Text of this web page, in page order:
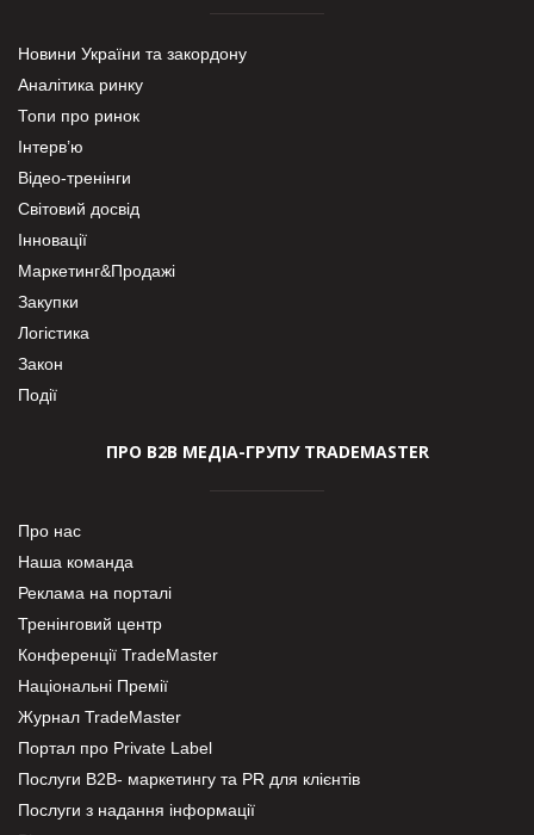
Новини України та закордону
Аналітика ринку
Топи про ринок
Інтерв’ю
Відео-тренінги
Світовий досвід
Інновації
Маркетинг&Продажі
Закупки
Логістика
Закон
Події
ПРО В2В МЕДІА-ГРУПУ TRADEMASTER
Про нас
Наша команда
Реклама на порталі
Тренінговий центр
Конференції TradeMaster
Національні Премії
Журнал TradeMaster
Портал про Private Label
Послуги В2В- маркетингу та PR для клієнтів
Послуги з надання інформації